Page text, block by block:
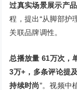
过真实场景展示产
程，提出“从脚部护
关联品牌调性。
总播放量 61万次，
3万+，多条评论提
持续时尚”。视频中